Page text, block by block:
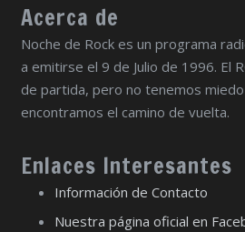
Acerca de
Noche de Rock es un programa
a emitirse el 9 de Julio de 1996. El
de partida, pero no tenemos
encontramos el camino de vuelta.
Enlaces Interesantes
Información de Contacto
Nuestra página oficial en